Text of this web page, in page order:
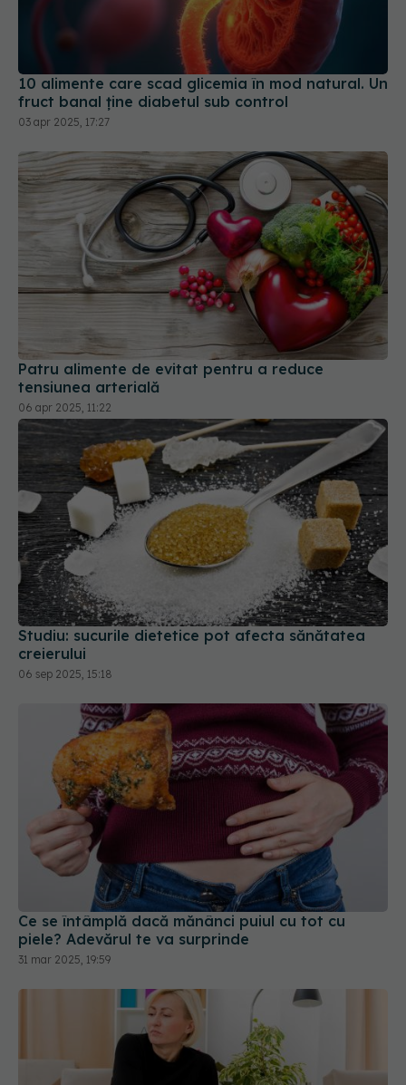
10 alimente care scad glicemia în mod natural. Un
fruct banal ține diabetul sub control
03 apr 2025, 17:27
Patru alimente de evitat pentru a reduce
tensiunea arterială
06 apr 2025, 11:22
Studiu: sucurile dietetice pot afecta sănătatea
creierului
06 sep 2025, 15:18
Ce se întâmplă dacă mănânci puiul cu tot cu
piele? Adevărul te va surprinde
31 mar 2025, 19:59